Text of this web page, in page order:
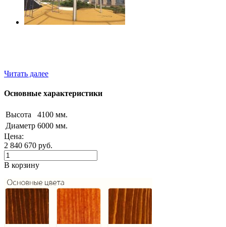
Читать далее
Основные характеристики
Высота
4100 мм.
Диаметр 6000 мм.
Цена:
2 840 670 руб.
В корзину